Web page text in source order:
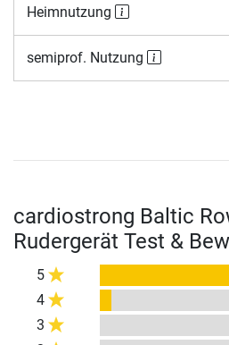
Heimnutzung
semiprof. Nutzung
cardiostrong Baltic
Rudergerät Test &
5
4
3